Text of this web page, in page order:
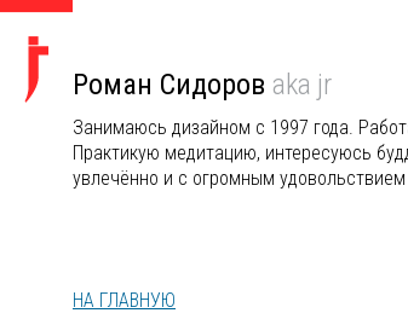
Роман Сидоров aka jr
Занимаюсь дизайном с 1997 года.
Практикую медитацию, интересуюсь
увлечённо и с огромным
НА ГЛАВНУЮ